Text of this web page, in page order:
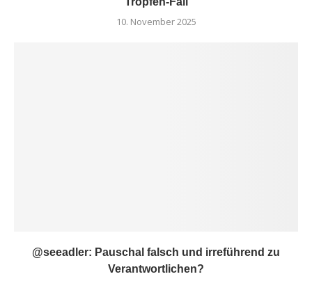
10. November 2025
@seeadler: Pauschal falsch und irreführend zu
Verantwortlichen?